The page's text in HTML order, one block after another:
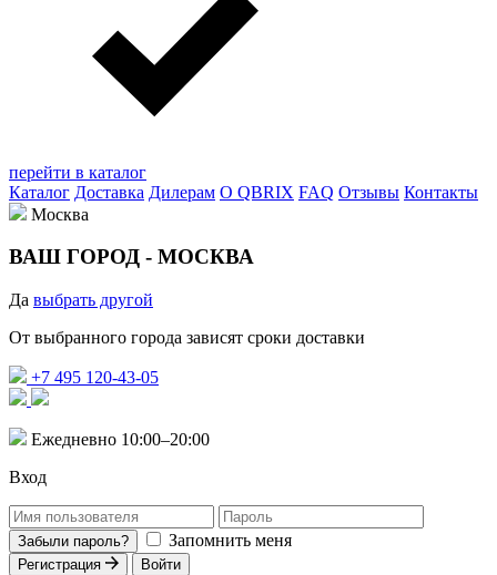
перейти в каталог
Каталог Доставка Дилерам О QBRIX FAQ Отзывы Контакты
Москва
ВАШ ГОРОД - МОСКВА
Да выбрать другой
От выбранного города зависят сроки доставки
+7 495 120-43-05
Ежедневно 10:00–20:00
Вход
Забыли пароль? Запомнить меня
Регистрация Войти